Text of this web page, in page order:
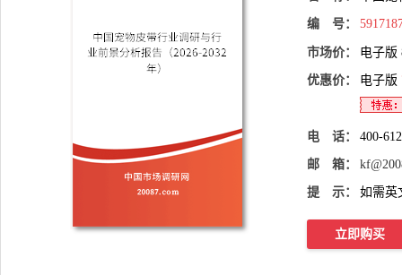
编 号：
市场价： 电子版
优惠价： 电子版
电 话： 400-
邮 箱：
提 示： 如需英
立即购买